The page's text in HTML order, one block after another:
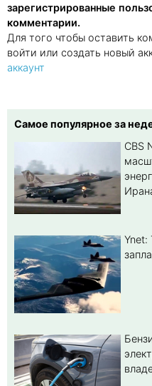
зарегистрированные
комментарии.
Для того чтобы оставить
войти или создать новый
аккаунт
Самое популярное за
CBS
Ynet: